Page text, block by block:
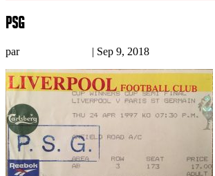
PSG
par | Sep 9, 2018